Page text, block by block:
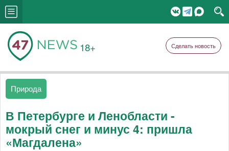
18+ Сделать новость
Природа
В Петербурге и Ленобласти -
мокрый снег и минус 4: пришла
«Магдалена»